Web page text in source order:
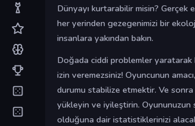
Dünyayı kurtarabilir misin? Gerçek
her yerinden gezegenimizi bir
insanlara yakından bakın.
Doğada ciddi problemler
izin veremezsiniz! Oyuncunun
durumu stabilize etmektir. Ve sonra
yükleyin ve iyileştirin. Oyununuzun
olduğuna dair istatistiklerinizi